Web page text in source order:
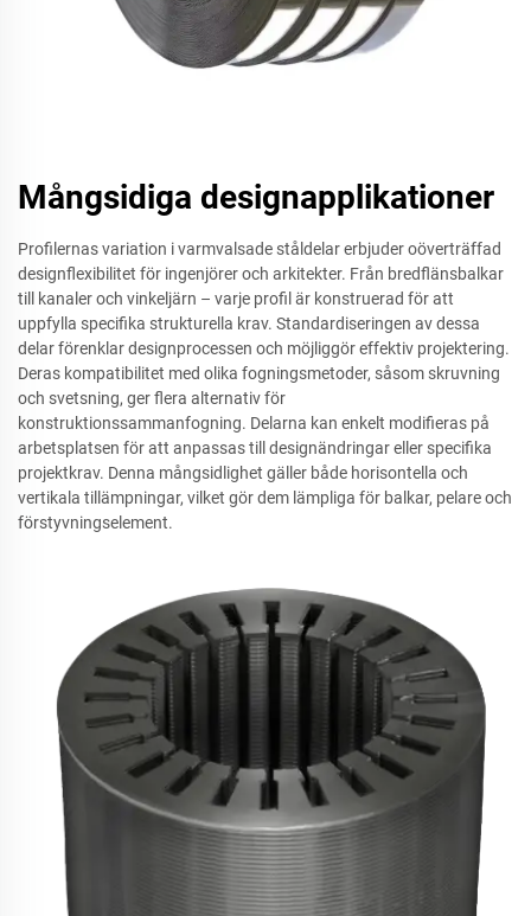
Mångsidiga designapplikationer
Profilernas variation i varmvalsade ståldelar erbjuder oöverträffad
designflexibilitet för ingenjörer och arkitekter. Från bredflänsbalkar
till kanaler och vinkeljärn – varje profil är konstruerad för att
uppfylla specifika strukturella krav. Standardiseringen av dessa
delar förenklar designprocessen och möjliggör effektiv projektering.
Deras kompatibilitet med olika fogningsmetoder, såsom skruvning
och svetsning, ger flera alternativ för
konstruktionssammanfogning. Delarna kan enkelt modifieras på
arbetsplatsen för att anpassas till designändringar eller specifika
projektkrav. Denna mångsidlighet gäller både horisontella och
vertikala tillämpningar, vilket gör dem lämpliga för balkar, pelare och
förstyvningselement.